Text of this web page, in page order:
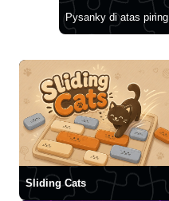
Pysanky di atas piring
Sliding Cats